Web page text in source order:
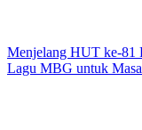
Menjelang HUT ke-81
Lagu MBG untuk